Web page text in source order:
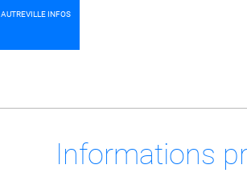
AUTREVILLE INFOS
Informations